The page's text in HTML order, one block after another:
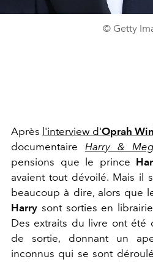
© Getty
Après l'interview d'Oprah
documentaire Harry &
pensions que le prince
avaient tout dévoilé. Mais il
beaucoup à dire, alors que
Harry sont sorties en
Des extraits du livre ont été
de sortie, donnant un
inconnus qui se sont